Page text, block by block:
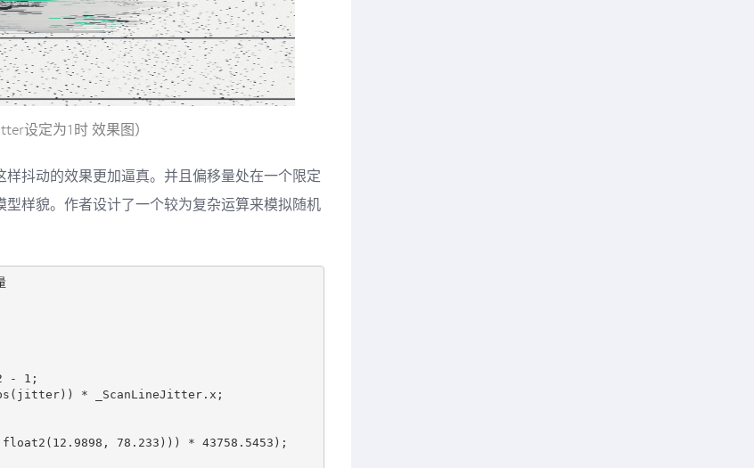
设定为1时 效果图）
抖动的效果更加逼真。并且偏移量处在一个限定
样貌。作者设计了一个较为复杂运算来模拟随机
- 1;
* _ScanLineJitter.x;